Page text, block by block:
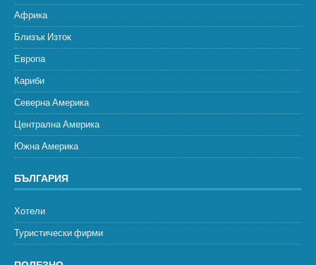
Африка
Близък Изток
Европа
Кариби
Северна Америка
Централна Америка
Южна Америка
БЪЛГАРИЯ
Хотели
Туристически фирми